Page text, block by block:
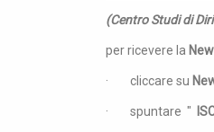
(Centro Studi di
per ricevere la
· cliccare su
· spuntare "